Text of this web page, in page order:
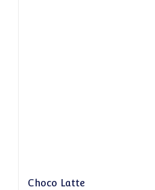
Choco Latte